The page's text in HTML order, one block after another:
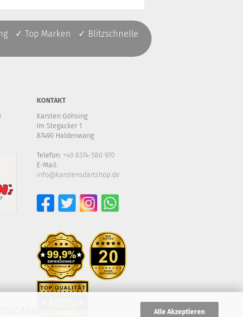
Alle Akzeptieren
✓ Top Marken ✓ Blitzschnelle
KONTAKT
Karsten Göhsing
Im Stegacker 1
87490 Haldenwang
Telefon: +49 8374-580 970
E-Mail:
info@karstensdartshop.de